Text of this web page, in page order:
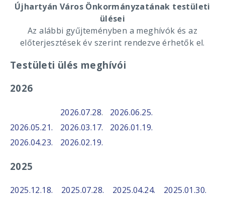
Újhartyán Város Önkormányzatának testületi
ülései
Az alábbi gyűjteményben a meghívók és az
előterjesztések év szerint rendezve érhetők el.
Testületi ülés meghívói
2026
2026.07.28.
2026.06.25.
2026.05.21.
2026.03.17.
2026.01.19.
2026.04.23.
2026.02.19.
2025
2025.12.18. 2025.07.28. 2025.04.24.
2025.01.30.